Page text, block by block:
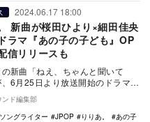
2024.06.17 18:00
新曲が桜田ひより×細田佳央
ラマ『あの子の子ども』OP
信リリースも
の新曲「ねえ、ちゃんと聞いて
、6月25日より放送開始のドラマ
の子ども』（カンテレ）のオープ
に決定…
ンド編集部
ングライター
JPOP りりあ。
あの子